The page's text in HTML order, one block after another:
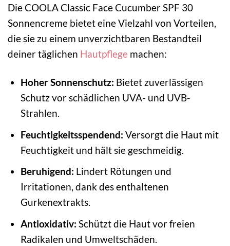
Die COOLA Classic Face Cucumber SPF 30
Sonnencreme bietet eine Vielzahl von Vorteilen,
die sie zu einem unverzichtbaren Bestandteil
deiner täglichen Hautpflege machen:
Hoher Sonnenschutz: Bietet zuverlässigen
Schutz vor schädlichen UVA- und UVB-
Strahlen.
Feuchtigkeitsspendend: Versorgt die Haut mit
Feuchtigkeit und hält sie geschmeidig.
Beruhigend: Lindert Rötungen und
Irritationen, dank des enthaltenen
Gurkenextrakts.
Antioxidativ: Schützt die Haut vor freien
Radikalen und Umweltschäden.